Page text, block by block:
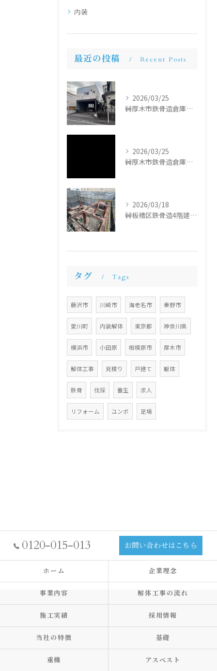
内装
最近の投稿 Recent Posts
2026/03/25
🚧厚木市鉄骨造倉庫解体工事🚧
2026/03/25
🚧厚木市鉄骨造倉庫解体工事🚧
2026/03/18
🚧板橋区鉄骨造4階建て解体工事🚧
タグ Tags
藤沢市 川崎市 海老名市 秦野市
愛川町 内装解体 東京都 神奈川県
横浜市 小田原 相模原市 厚木市
解体工事 見積り 戸建て 躯体
鉄骨 伐採 養生 求人
リフォーム ユンボ 足場
0120-015-013 お問い合わせはこちら
ホーム 企業理念
事業内容 解体工事の流れ
施工実績 採用情報
当社の特徴 基礎
重機 アスベスト